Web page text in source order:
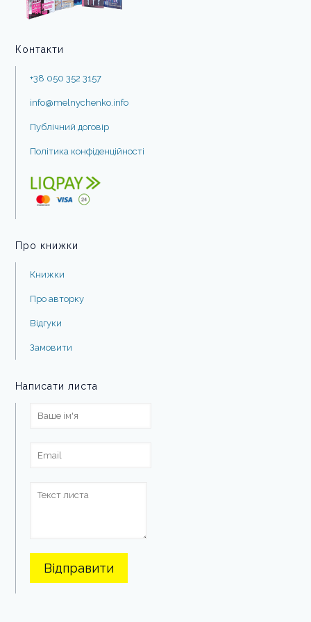
Контакти
+38 050 352 3157
info@melnychenko.info
Публічний договір
Політика конфіденційності
Про книжки
Книжки
Про авторку
Відгуки
Замовити
Написати листа